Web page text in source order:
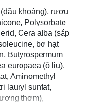
khoáng), rượu
Polysorbate
Cera alba (sáp
bơ hạt
Butyrospermum
europaea (ô liu),
Aminomethyl
lauryl sunfat,
thơm),